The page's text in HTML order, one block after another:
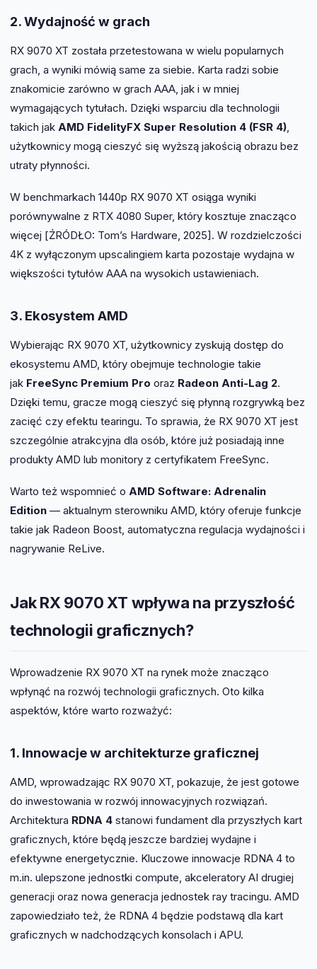
2. Wydajność w grach
RX 9070 XT została przetestowana w wielu popularnych
grach, a wyniki mówią same za siebie. Karta radzi sobie
znakomicie zarówno w grach AAA, jak i w mniej
wymagających tytułach. Dzięki wsparciu dla technologii
takich jak AMD FidelityFX Super Resolution 4 (FSR 4),
użytkownicy mogą cieszyć się wyższą jakością obrazu bez
utraty płynności.
W benchmarkach 1440p RX 9070 XT osiąga wyniki
porównywalne z RTX 4080 Super, który kosztuje znacząco
więcej [ŹRÓDŁO: Tom’s Hardware, 2025]. W rozdzielczości
4K z wyłączonym upscalingiem karta pozostaje wydajna w
większości tytułów AAA na wysokich ustawieniach.
3. Ekosystem AMD
Wybierając RX 9070 XT, użytkownicy zyskują dostęp do
ekosystemu AMD, który obejmuje technologie takie
jak FreeSync Premium Pro oraz Radeon Anti-Lag 2.
Dzięki temu, gracze mogą cieszyć się płynną rozgrywką bez
zacięć czy efektu tearingu. To sprawia, że RX 9070 XT jest
szczególnie atrakcyjna dla osób, które już posiadają inne
produkty AMD lub monitory z certyfikatem FreeSync.
Warto też wspomnieć o AMD Software: Adrenalin
Edition — aktualnym sterowniku AMD, który oferuje funkcje
takie jak Radeon Boost, automatyczna regulacja wydajności i
nagrywanie ReLive.
Jak RX 9070 XT wpływa na przyszłość
technologii graficznych?
Wprowadzenie RX 9070 XT na rynek może znacząco
wpłynąć na rozwój technologii graficznych. Oto kilka
aspektów, które warto rozważyć:
1. Innowacje w architekturze graficznej
AMD, wprowadzając RX 9070 XT, pokazuje, że jest gotowe
do inwestowania w rozwój innowacyjnych rozwiązań.
Architektura RDNA 4 stanowi fundament dla przyszłych kart
graficznych, które będą jeszcze bardziej wydajne i
efektywne energetycznie. Kluczowe innowacje RDNA 4 to
m.in. ulepszone jednostki compute, akceleratory AI drugiej
generacji oraz nowa generacja jednostek ray tracingu. AMD
zapowiedziało też, że RDNA 4 będzie podstawą dla kart
graficznych w nadchodzących konsolach i APU.